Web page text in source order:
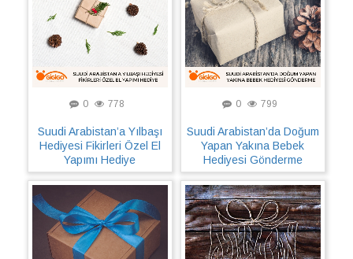
0 778
Suudi Arabistan’a Yılbaşı
Hediyesi Fikirleri Özel El
Yapımı Hediye
0 799
Suudi Arabistan’da Doğum
Yapan Yakına Bebek
Hediyesi Gönderme